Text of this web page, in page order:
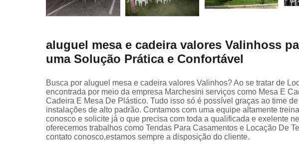
aluguel mesa e cadeira valores Valinhoss
uma Solução Prática e Confortável
Busca por aluguel mesa e cadeira valores Valinhos? Ao se tratar de
encontrada por meio da empresa Marchesini serviços como Mesa E
Cadeira E Mesa De Plástico. Tudo isso só é possível graças ao time
instalações de alto padrão. Contamos com uma equipe altamente
conosco e solicite já o que precisa com toda a qualificada e exelente
oferecemos trabalhos como Tendas Para Casamentos e Locação De
contato conosco,estamos sempre a disposição do cliente.